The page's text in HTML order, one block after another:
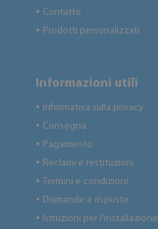
● Contatto
● Prodotti personalizzati
Informazioni utili
● Informativa sulla privacy
● Consegna
● Pagamento
● Reclami e restituzioni
● Termini e condizioni
● Domande e risposte
● Istruzioni per l'installazione